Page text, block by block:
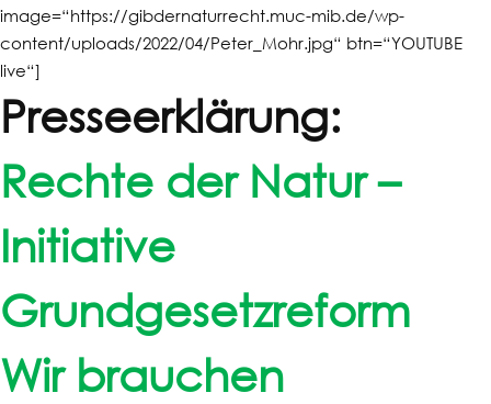
image=“https://gibdernaturrecht.muc-mib.de/wp-
content/uploads/2022/04/Peter_Mohr.jpg“ btn=“YOUTUBE
live“]
Presseerklärung:
Rechte der Natur –
Initiative
Grundgesetzreform
Wir brauchen